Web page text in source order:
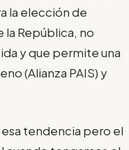
la elección de
República, no
y que permite una
(Alianza PAIS) y
tendencia pero el